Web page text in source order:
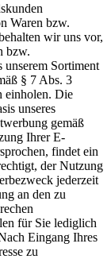
Waren bzw.
wir uns vor,
bzw.
unserem Sortiment
§ 7 Abs. 3
einholen. Die
unseres
gemäß
Ihrer E-
findet ein
der Nutzung
jederzeit
an den zu
für Sie lediglich
Eingang Ihres
zu